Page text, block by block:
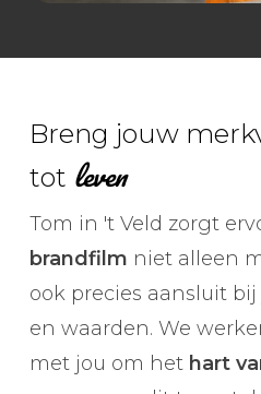
Breng jouw
tot leven
Tom in 't Veld zorgt
brandfilm niet alleen
ook precies aansluit
en waarden. We
met jou om het hart